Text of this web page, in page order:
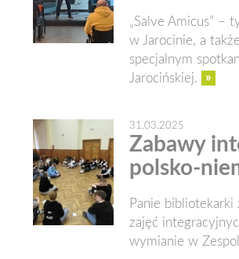
„Salve Amicus” –
w Jarocinie, a
specjalnym
Jarocińskiej.
»
31.03.2025
Zabawy
polsko-
Panie bibliotekarki
zajęć
wymianie w